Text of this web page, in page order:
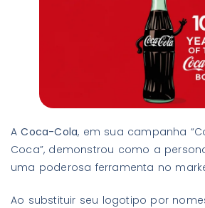
ACoca-Cola, em sua campanha
Coca”, demonstrou como a
uma poderosa ferramenta no
Ao substituir seu logotipo por